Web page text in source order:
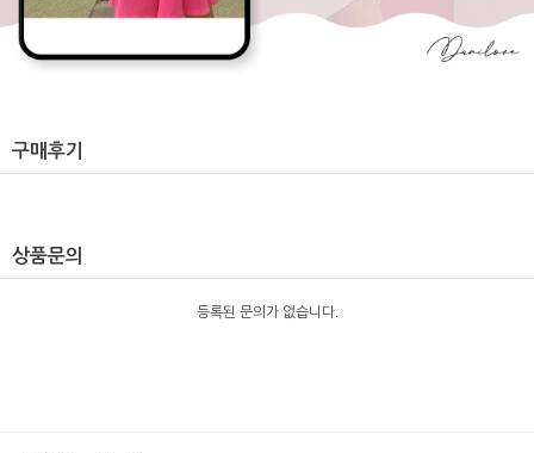
구매후기
상품문의
등록된 문의가 없습니다.